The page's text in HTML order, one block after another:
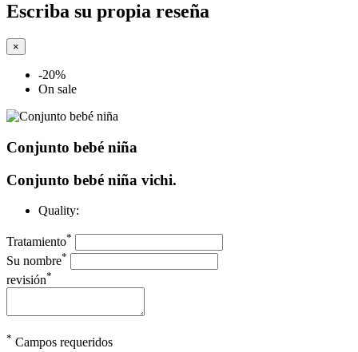
Escriba su propia reseña
×
-20%
On sale
Conjunto bebé niña
Conjunto bebé niña vichi.
Quality:
Tratamiento*
Su nombre*
revisión*
* Campos requeridos